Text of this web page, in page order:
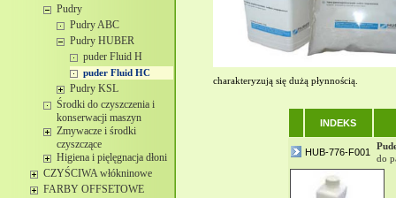
Pudry
Pudry ABC
Pudry HUBER
puder Fluid H
puder Fluid HC
Pudry KSL
Środki do czyszczenia i
konserwacji maszyn
Zmywacze i środki
czyszczące
Higiena i pięlęgnacja dłoni
CZYŚCIWA włókninowe
FARBY OFFSETOWE
charakteryzują się dużą płynnością.
INDEKS
HUB-776-F001
do